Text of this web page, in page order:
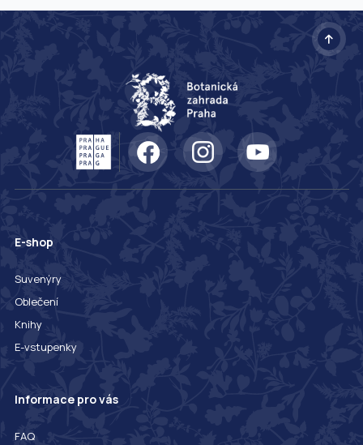
E-shop
Suvenýry
Oblečení
Knihy
E-vstupenky
Informace pro vás
FAQ